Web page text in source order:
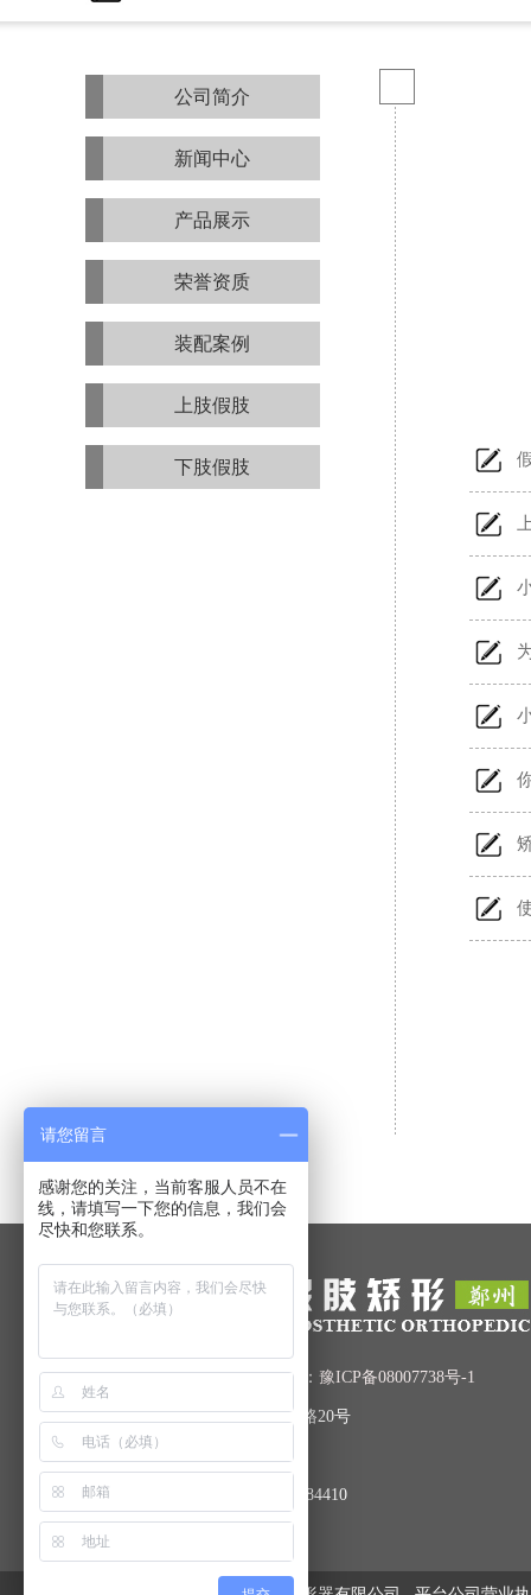
公司简介
新闻中心
产品展示
荣誉资质
装配案例
上肢假肢
下肢假肢
Copyright © 2016-2017 备案号： 豫ICP备08007738号-1
地址：郑州市管城回族区文治路20号
联系人：郝趁义 手机：13937184410
请您留言
感谢您的关注，当前客服人员不在
线，请填写一下您的信息，我们会
尽快和您联系。